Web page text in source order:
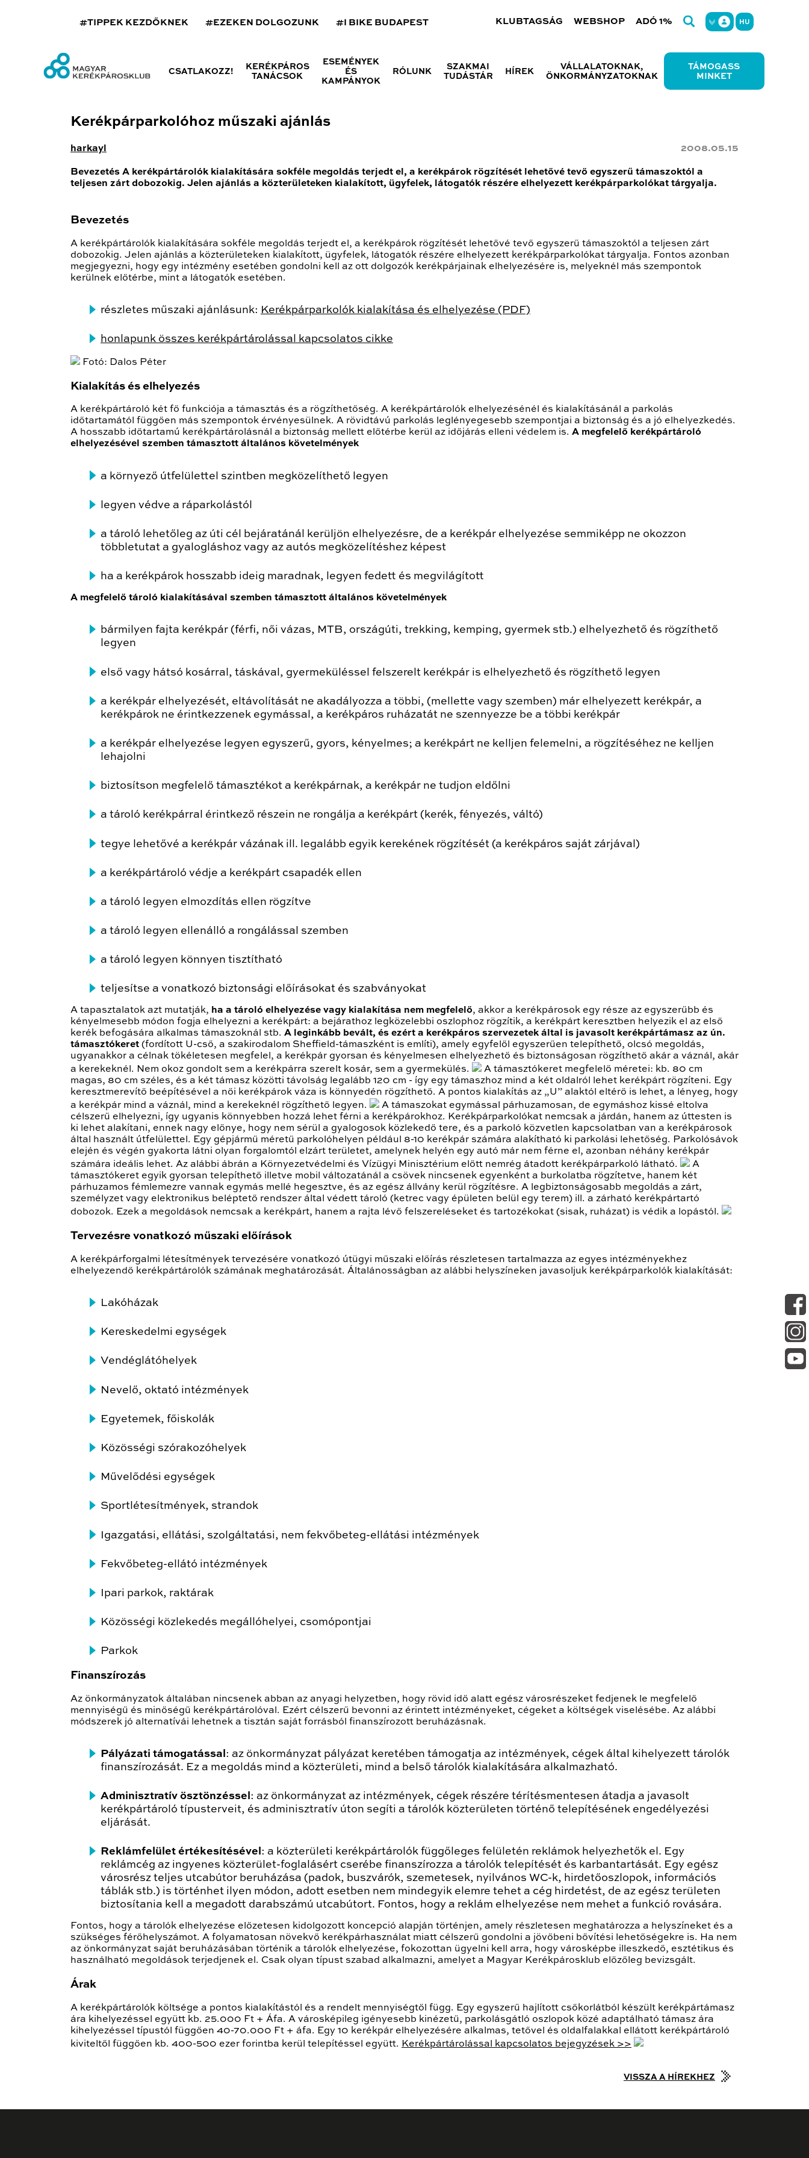
#TIPPEK KEZDŐKNEK #EZEKEN DOLGOZUNK #I BIKE BUDAPEST KLUBTAGSÁG WEBSHOP ADÓ 1% HU
CSATLAKOZZ!
KERÉKPÁROS
TANÁCSOK
ESEMÉNYEK
ÉS
KAMPÁNYOK
RÓLUNK
SZAKMAI
TUDÁSTÁR
HÍREK
VÁLLALATOKNAK,
ÖNKORMÁNYZATOKNAK
TÁMOGASS
MINKET
Kerékpárparkolóhoz műszaki ajánlás
harkayl 2008.05.15
Bevezetés A kerékpártárolók kialakítására sokféle megoldás terjedt el, a kerékpárok rögzítését lehetővé tevő egyszerű támaszoktól a
teljesen zárt dobozokig. Jelen ajánlás a közterületeken kialakított, ügyfelek, látogatók részére elhelyezett kerékpárparkolókat tárgyalja.
Bevezetés
A kerékpártárolók kialakítására sokféle megoldás terjedt el, a kerékpárok rögzítését lehetővé tevő egyszerű támaszoktól a teljesen zárt
dobozokig. Jelen ajánlás a közterületeken kialakított, ügyfelek, látogatók részére elhelyezett kerékpárparkolókat tárgyalja. Fontos azonban
megjegyezni, hogy egy intézmény esetében gondolni kell az ott dolgozók kerékpárjainak elhelyezésére is, melyeknél más szempontok
kerülnek előtérbe, mint a látogatók esetében.
részletes műszaki ajánlásunk: Kerékpárparkolók kialakítása és elhelyezése (PDF)
honlapunk összes kerékpártárolással kapcsolatos cikke
Fotó: Dalos Péter
Kialakítás és elhelyezés
A kerékpártároló két fő funkciója a támasztás és a rögzíthetőség. A kerékpártárolók elhelyezésénél és kialakításánál a parkolás
időtartamától függően más szempontok érvényesülnek. A rövidtávú parkolás leglényegesebb szempontjai a biztonság és a jó elhelyezkedés.
A hosszabb időtartamú kerékpártárolásnál a biztonság mellett előtérbe kerül az időjárás elleni védelem is. A megfelelő kerékpártároló
elhelyezésével szemben támasztott általános követelmények
a környező útfelülettel szintben megközelíthető legyen
legyen védve a ráparkolástól
a tároló lehetőleg az úti cél bejáratánál kerüljön elhelyezésre, de a kerékpár elhelyezése semmiképp ne okozzon
többletutat a gyalogláshoz vagy az autós megközelítéshez képest
ha a kerékpárok hosszabb ideig maradnak, legyen fedett és megvilágított
A megfelelő tároló kialakításával szemben támasztott általános követelmények
bármilyen fajta kerékpár (férfi, női vázas, MTB, országúti, trekking, kemping, gyermek stb.) elhelyezhető és rögzíthető
legyen
első vagy hátsó kosárral, táskával, gyermeküléssel felszerelt kerékpár is elhelyezhető és rögzíthető legyen
a kerékpár elhelyezését, eltávolítását ne akadályozza a többi, (mellette vagy szemben) már elhelyezett kerékpár, a
kerékpárok ne érintkezzenek egymással, a kerékpáros ruházatát ne szennyezze be a többi kerékpár
a kerékpár elhelyezése legyen egyszerű, gyors, kényelmes; a kerékpárt ne kelljen felemelni, a rögzítéséhez ne kelljen
lehajolni
biztosítson megfelelő támasztékot a kerékpárnak, a kerékpár ne tudjon eldőlni
a tároló kerékpárral érintkező részein ne rongálja a kerékpárt (kerék, fényezés, váltó)
tegye lehetővé a kerékpár vázának ill. legalább egyik kerekének rögzítését (a kerékpáros saját zárjával)
a kerékpártároló védje a kerékpárt csapadék ellen
a tároló legyen elmozdítás ellen rögzítve
a tároló legyen ellenálló a rongálással szemben
a tároló legyen könnyen tisztítható
teljesítse a vonatkozó biztonsági előírásokat és szabványokat
A tapasztalatok azt mutatják, ha a tároló elhelyezése vagy kialakítása nem megfelelő, akkor a kerékpárosok egy része az egyszerűbb és
kényelmesebb módon fogja elhelyezni a kerékpárt: a bejárathoz legközelebbi oszlophoz rögzítik, a kerékpárt keresztben helyezik el az első
kerék befogására alkalmas támaszoknál stb. A leginkább bevált, és ezért a kerékpáros szervezetek által is javasolt kerékpártámasz az ún.
támasztókeret (fordított U-cső, a szakirodalom Sheffield-támaszként is említi), amely egyfelől egyszerűen telepíthető, olcsó megoldás,
ugyanakkor a célnak tökéletesen megfelel, a kerékpár gyorsan és kényelmesen elhelyezhető és biztonságosan rögzíthető akár a váznál, akár
a kerekeknél. Nem okoz gondolt sem a kerékpárra szerelt kosár, sem a gyermekülés.
A támasztókeret megfelelő méretei: kb. 80 cm
magas, 80 cm széles, és a két támasz közötti távolság legalább 120 cm - így egy támaszhoz mind a két oldalról lehet kerékpárt rögzíteni. Egy
keresztmerevítő beépítésével a női kerékpárok váza is könnyedén rögzíthető. A pontos kialakítás az „U” alaktól eltérő is lehet, a lényeg, hogy
a kerékpár mind a váznál, mind a kerekeknél rögzíthető legyen.
A támaszokat egymással párhuzamosan, de egymáshoz kissé eltolva
célszerű elhelyezni, így ugyanis könnyebben hozzá lehet férni a kerékpárokhoz. Kerékpárparkolókat nemcsak a járdán, hanem az úttesten is
ki lehet alakítani, ennek nagy előnye, hogy nem sérül a gyalogosok közlekedő tere, és a parkoló közvetlen kapcsolatban van a kerékpárosok
által használt útfelülettel. Egy gépjármű méretű parkolóhelyen például 8-10 kerékpár számára alakítható ki parkolási lehetőség. Parkolósávok
elején és végén gyakorta látni olyan forgalomtól elzárt területet, amelynek helyén egy autó már nem férne el, azonban néhány kerékpár
számára ideális lehet. Az alábbi ábrán a Környezetvédelmi és Vízügyi Minisztérium előtt nemrég átadott kerékpárparkoló látható.
A
támasztókeret egyik gyorsan telepíthető illetve mobil változatánál a csövek nincsenek egyenként a burkolatba rögzítetve, hanem két
párhuzamos fémlemezre vannak egymás mellé hegesztve, és az egész állvány kerül rögzítésre. A legbiztonságosabb megoldás a zárt,
személyzet vagy elektronikus beléptető rendszer által védett tároló (ketrec vagy épületen belül egy terem) ill. a zárható kerékpártartó
dobozok. Ezek a megoldások nemcsak a kerékpárt, hanem a rajta lévő felszereléseket és tartozékokat (sisak, ruházat) is védik a lopástól.
Tervezésre vonatkozó műszaki előírások
A kerékpárforgalmi létesítmények tervezésére vonatkozó útügyi műszaki előírás részletesen tartalmazza az egyes intézményekhez
elhelyezendő kerékpártárolók számának meghatározását. Általánosságban az alábbi helyszíneken javasoljuk kerékpárparkolók kialakítását:
Lakóházak
Kereskedelmi egységek
Vendéglátóhelyek
Nevelő, oktató intézmények
Egyetemek, főiskolák
Közösségi szórakozóhelyek
Művelődési egységek
Sportlétesítmények, strandok
Igazgatási, ellátási, szolgáltatási, nem fekvőbeteg-ellátási intézmények
Fekvőbeteg-ellátó intézmények
Ipari parkok, raktárak
Közösségi közlekedés megállóhelyei, csomópontjai
Parkok
Finanszírozás
Az önkormányzatok általában nincsenek abban az anyagi helyzetben, hogy rövid idő alatt egész városrészeket fedjenek le megfelelő
mennyiségű és minőségű kerékpártárolóval. Ezért célszerű bevonni az érintett intézményeket, cégeket a költségek viselésébe. Az alábbi
módszerek jó alternatívái lehetnek a tisztán saját forrásból finanszírozott beruházásnak.
Pályázati támogatással : az önkormányzat pályázat keretében támogatja az intézmények, cégek által kihelyezett tárolók
finanszírozását. Ez a megoldás mind a közterületi, mind a belső tárolók kialakítására alkalmazható.
Adminisztratív ösztönzéssel : az önkormányzat az intézmények, cégek részére térítésmentesen átadja a javasolt
kerékpártároló típusterveit, és adminisztratív úton segíti a tárolók közterületen történő telepítésének engedélyezési
eljárását.
Reklámfelület értékesítésével : a közterületi kerékpártárolók függőleges felületén reklámok helyezhetők el. Egy
reklámcég az ingyenes közterület-foglalásért cserébe finanszírozza a tárolók telepítését és karbantartását. Egy egész
városrész teljes utcabútor beruházása (padok, buszvárók, szemetesek, nyilvános WC-k, hirdetőoszlopok, információs
táblák stb.) is történhet ilyen módon, adott esetben nem mindegyik elemre tehet a cég hirdetést, de az egész területen
biztosítania kell a megadott darabszámú utcabútort. Fontos, hogy a reklám elhelyezése nem mehet a funkció rovására.
Fontos, hogy a tárolók elhelyezése előzetesen kidolgozott koncepció alapján történjen, amely részletesen meghatározza a helyszíneket és a
szükséges férőhelyszámot. A folyamatosan növekvő kerékpárhasználat miatt célszerű gondolni a jövőbeni bővítési lehetőségekre is. Ha nem
az önkormányzat saját beruházásában történik a tárolók elhelyezése, fokozottan ügyelni kell arra, hogy városképbe illeszkedő, esztétikus és
használható megoldások terjedjenek el. Csak olyan típust szabad alkalmazni, amelyet a Magyar Kerékpárosklub előzőleg bevizsgált.
Árak
A kerékpártárolók költsége a pontos kialakítástól és a rendelt mennyiségtől függ. Egy egyszerű hajlított csőkorlátból készült kerékpártámasz
ára kihelyezéssel együtt kb. 25.000 Ft + Áfa. A városképileg igényesebb kinézetű, parkolásgátló oszlopok közé adaptálható támasz ára
kihelyezéssel típustól függően 40-70.000 Ft + áfa. Egy 10 kerékpár elhelyezésére alkalmas, tetővel és oldalfalakkal ellátott kerékpártároló
kiviteltől függően kb. 400-500 ezer forintba kerül telepítéssel együtt. Kerékpártárolással kapcsolatos bejegyzések >>
VISSZA A HÍREKHEZ